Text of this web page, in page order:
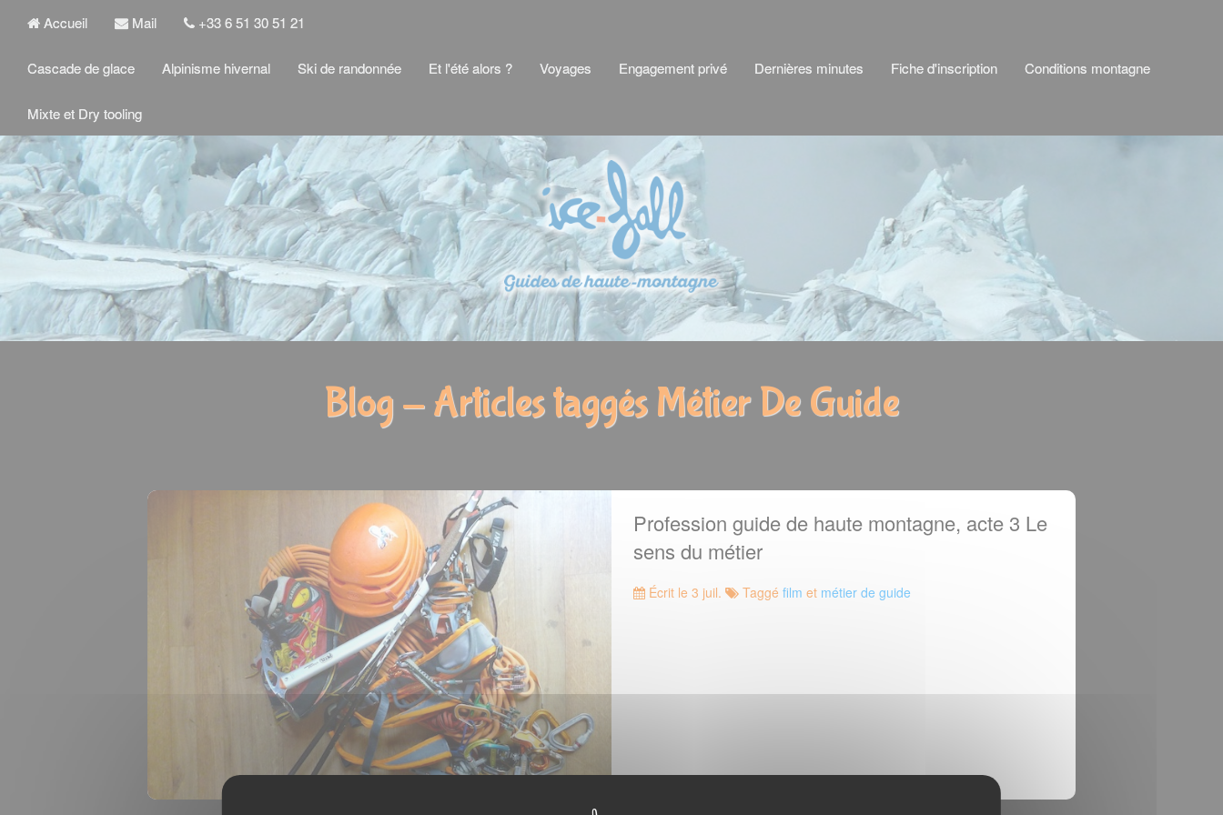
Accueil Mail +33 6 51 30 51 21
Cascade de glace Alpinisme hivernal Ski de randonnée Et l'été alors ? Voyages Engagement privé Dernières minutes Fiche d'inscription Conditions montagne
Mixte et Dry tooling
Blog - Articles taggés Métier De Guide
Profession guide de haute montagne, acte 3 Le
sens du métier
Écrit le 3 juil. Taggé film et métier de guide